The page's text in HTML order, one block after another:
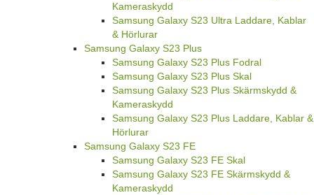
Kameraskydd
Samsung Galaxy S23 Ultra Laddare, Kablar
& Hörlurar
Samsung Galaxy S23 Plus
Samsung Galaxy S23 Plus Fodral
Samsung Galaxy S23 Plus Skal
Samsung Galaxy S23 Plus Skärmskydd &
Kameraskydd
Samsung Galaxy S23 Plus Laddare, Kablar &
Hörlurar
Samsung Galaxy S23 FE
Samsung Galaxy S23 FE Skal
Samsung Galaxy S23 FE Skärmskydd &
Kameraskydd